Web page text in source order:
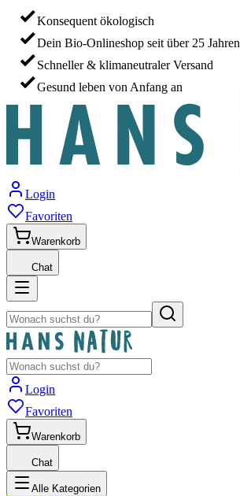
Konsequent ökologisch
Dein Bio-Onlineshop seit über 25 Jahren
Schneller & klimaneutraler Versand
Gesund leben von Anfang an
Login
Favoriten
Warenkorb
Chat
Login
Favoriten
Warenkorb
Chat
Alle Kategorien